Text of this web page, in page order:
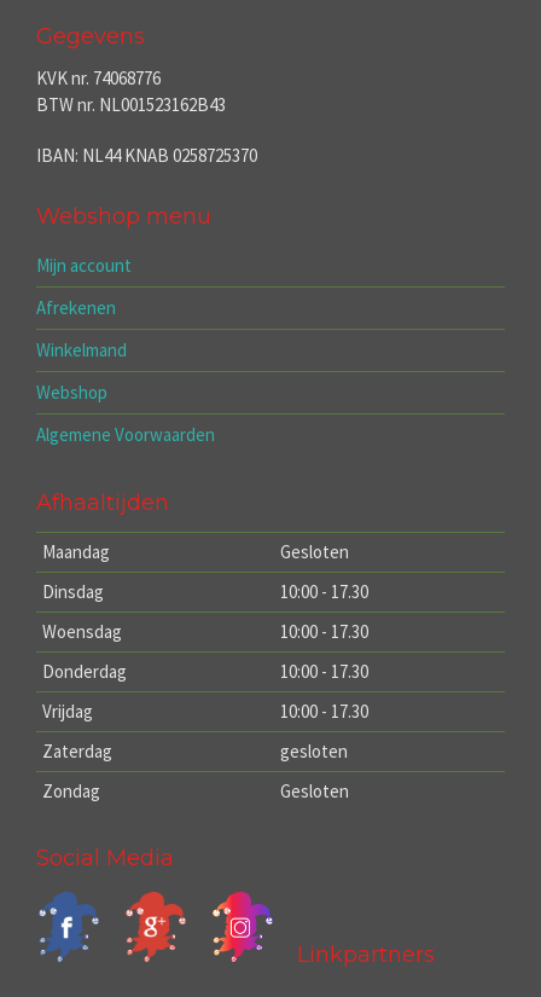
Gegevens
KVK nr. 74068776
BTW nr. NL001523162B43
IBAN: NL44 KNAB 0258725370
Webshop menu
Mijn account
Afrekenen
Winkelmand
Webshop
Algemene Voorwaarden
Afhaaltijden
Maandag
Gesloten
Dinsdag
10:00 - 17.30
Woensdag
10:00 - 17.30
Donderdag
10:00 - 17.30
Vrijdag
10:00 - 17.30
Zaterdag
gesloten
Zondag
Gesloten
Social Media
Linkpartners